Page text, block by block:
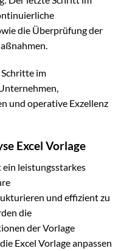
die Überprüfung der
im
und operative Exzellenz
Excel Vorlage
ein leistungsstarkes
und effizient zu
die
der Vorlage
Excel Vorlage anpassen